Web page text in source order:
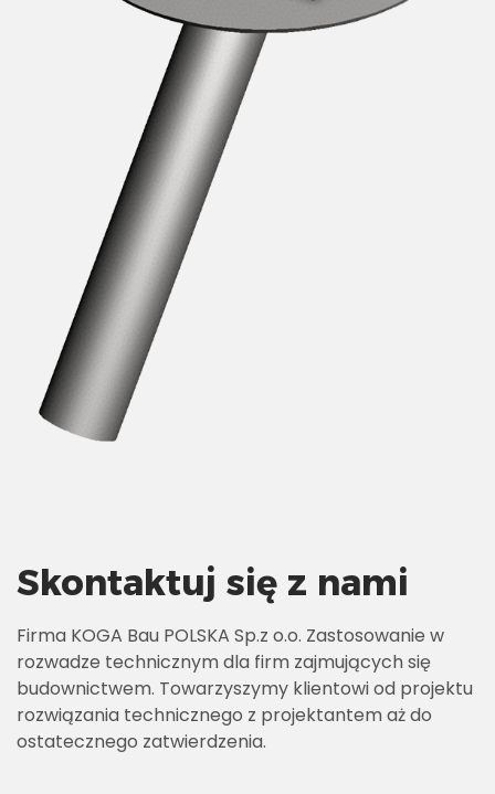
Skontaktuj się z nami
Firma KOGA Bau POLSKA Sp.z o.o. Zastosowanie w
rozwadze technicznym dla firm zajmujących się
budownictwem. Towarzyszymy klientowi od projektu
rozwiązania technicznego z projektantem aż do
ostatecznego zatwierdzenia.